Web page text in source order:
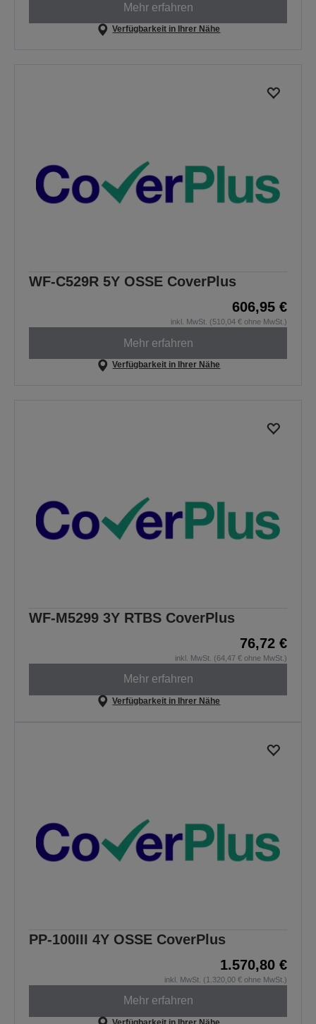
Mehr erfahren
Verfügbarkeit in Ihrer Nähe
WF-C529R 5Y OSSE CoverPlus
606,95 €
inkl. MwSt. (510,04 € ohne MwSt.)
Mehr erfahren
Verfügbarkeit in Ihrer Nähe
WF-M5299 3Y RTBS CoverPlus
76,72 €
inkl. MwSt. (64,47 € ohne MwSt.)
Mehr erfahren
Verfügbarkeit in Ihrer Nähe
PP-100III 4Y OSSE CoverPlus
1.570,80 €
inkl. MwSt. (1.320,00 € ohne MwSt.)
Mehr erfahren